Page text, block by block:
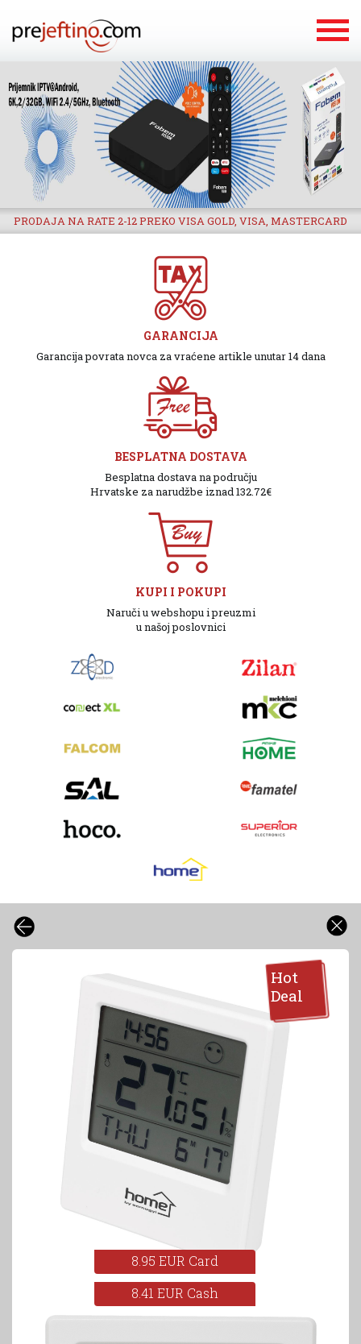
PRODAJA NA RATE 2-12 PREKO VISA GOLD, VISA, MASTERCARD
GARANCIJA
Garancija povrata novca za vraćene artikle unutar 14 dana
BESPLATNA DOSTAVA
Besplatna dostava na području
Hrvatske za narudžbe iznad 132.72€
KUPI I POKUPI
Naruči u webshopu i preuzmi
u našoj poslovnici
Hot
Deal
8.95 EUR Card
8.41 EUR Cash